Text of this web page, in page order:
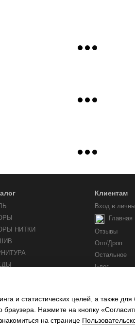
НИТКИ
Клиентам
Вход в
Главная
Отзывы
Опт/Дроп
Остальное
Блог
и статистических целей, а также
Нажмите на кнопку
на странице